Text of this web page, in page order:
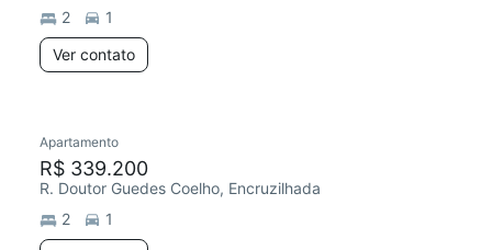
2
1
Ver contato
Apartamento
R$ 339.200
R. Doutor Guedes Coelho, Encruzilhada
2
1